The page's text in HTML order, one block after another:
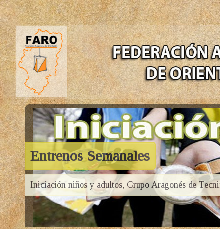
Entrenos Semanales
Iniciación niños y adultos, Grupo Aragonés de